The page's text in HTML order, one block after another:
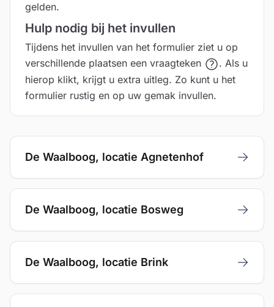
gelden.
Hulp nodig bij het invullen
Tijdens het invullen van het formulier ziet u op
verschillende plaatsen een vraagteken
. Als u
hierop klikt, krijgt u extra uitleg. Zo kunt u het
formulier rustig en op uw gemak invullen.
De Waalboog, locatie Agnetenhof
Aanmelden
De Waalboog, locatie Bosweg
Aanmelden
De Waalboog, locatie Brink
Aanmelden